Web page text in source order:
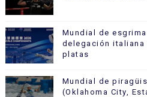
Mundial de
delegación italiana
platas
Mundial de
(Oklahoma City,